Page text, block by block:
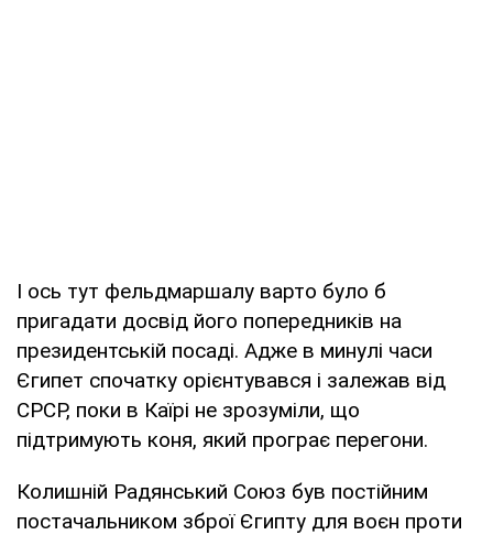
І ось тут фельдмаршалу варто було б
пригадати досвід його попередників на
президентській посаді. Адже в минулі часи
Єгипет спочатку орієнтувався і залежав від
СРСР, поки в Каїрі не зрозуміли, що
підтримують коня, який програє перегони.
Колишній Радянський Союз був постійним
постачальником зброї Єгипту для воєн проти